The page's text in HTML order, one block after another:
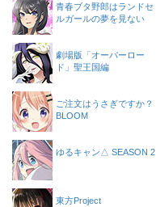
青春ブタ野郎はランドセ
ルガールの夢を見ない
劇場版「オーバーロー
ド」聖王国編
ご注文はうさぎですか？
BLOOM
ゆるキャン△ SEASON 2
東方Project